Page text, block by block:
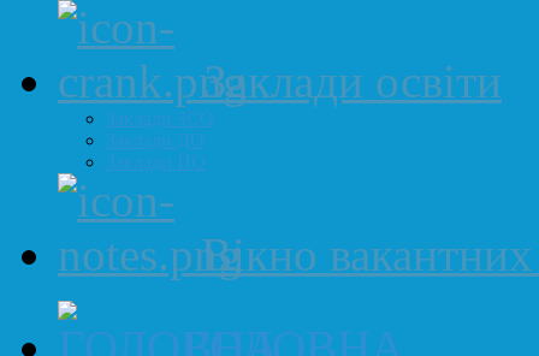
Заклади освіти
Заклади ЗСО
Заклади ДО
Заклади ПО
Вікно